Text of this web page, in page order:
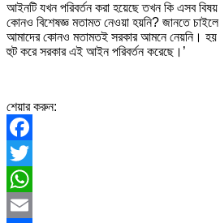
আইনটি যখন পরিবর্তন করা হয়েছে তখন কি এসব বিষয়
কোনও বিশেষজ্ঞ মতামত নেওয়া হয়নি? জানতে চাইলে
আমাদের কোনও মতামতই সরকার আমনে নেয়নি। হয়
হুট করে সরকার এই আইন পরিবর্তন করেছে।’
শেয়ার করুন:
Facebook
Twitter
WhatsApp